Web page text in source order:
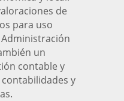
de
para uso
un
contable y
y